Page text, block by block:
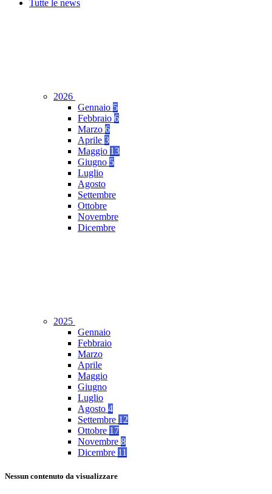
Tutte le news
2026
Gennaio 5
Febbraio 6
Marzo 6
Aprile 3
Maggio 13
Giugno 5
Luglio
Agosto
Settembre
Ottobre
Novembre
Dicembre
2025
Gennaio
Febbraio
Marzo
Aprile
Maggio
Giugno
Luglio
Agosto 4
Settembre 12
Ottobre 17
Novembre 8
Dicembre 11
Nessun contenuto da visualizzare